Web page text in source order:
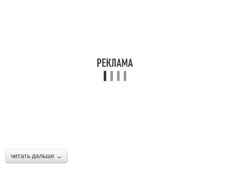
читать дальше →